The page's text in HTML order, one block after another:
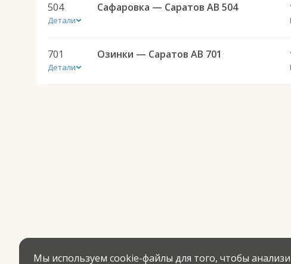
504
Детали
Сафаровка — Саратов АВ 504
701
Детали
Озинки — Саратов АВ 701
Мы используем cookie-файлы для того, чтобы